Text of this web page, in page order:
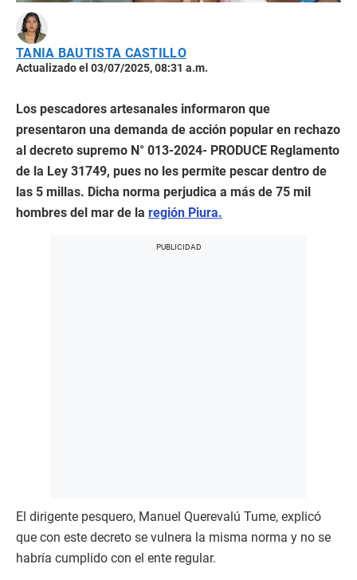
TANIA BAUTISTA CASTILLO
Actualizado el 03/07/2025, 08:31 a.m.
Los pescadores artesanales informaron que
presentaron una demanda de acción popular en rechazo
al decreto supremo N° 013-2024- PRODUCE Reglamento
de la Ley 31749, pues no les permite pescar dentro de
las 5 millas. Dicha norma perjudica a más de 75 mil
hombres del mar de la región Piura.
El dirigente pesquero, Manuel Querevalú Tume, explicó
que con este decreto se vulnera la misma norma y no se
habría cumplido con el ente regular.